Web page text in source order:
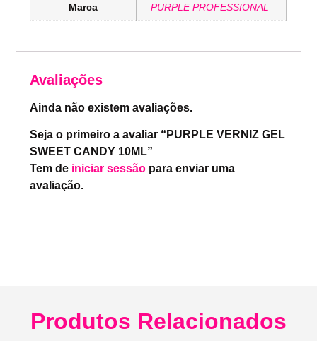
Marca PURPLE PROFESSIONAL
Avaliações
Ainda não existem avaliações.
Seja o primeiro a avaliar “PURPLE VERNIZ GEL
SWEET CANDY 10ML”
Tem de iniciar sessão para enviar uma
avaliação.
Produtos Relacionados